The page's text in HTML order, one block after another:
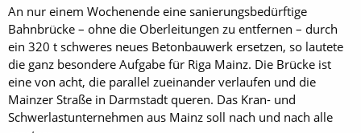
An nur einem Wochenende eine sanierungsbedürftige
Bahnbrücke – ohne die Oberleitungen zu entfernen – durch
ein 320 t schweres neues Betonbauwerk ersetzen, so lautete
die ganz besondere Aufgabe für Riga Mainz. Die Brücke ist
eine von acht, die parallel zueinander verlaufen und die
Mainzer Straße in Darmstadt queren. Das Kran- und
Schwerlastunternehmen aus Mainz soll nach und nach alle